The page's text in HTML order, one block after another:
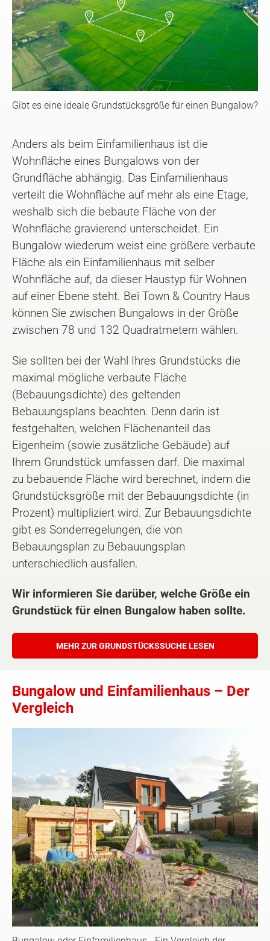
Gibt es eine ideale Grundstücksgröße für einen Bungalow?
Anders als beim Einfamilienhaus ist die
Wohnfläche eines Bungalows von der
Grundfläche abhängig. Das Einfamilienhaus
verteilt die Wohnfläche auf mehr als eine Etage,
weshalb sich die bebaute Fläche von der
Wohnfläche gravierend unterscheidet. Ein
Bungalow wiederum weist eine größere verbaute
Fläche als ein Einfamilienhaus mit selber
Wohnfläche auf, da dieser Haustyp für Wohnen
auf einer Ebene steht. Bei Town & Country Haus
können Sie zwischen Bungalows in der Größe
zwischen 78 und 132 Quadratmetern wählen.
Sie sollten bei der Wahl Ihres Grundstücks die
maximal mögliche verbaute Fläche
(Bebauungsdichte) des geltenden
Bebauungsplans beachten. Denn darin ist
festgehalten, welchen Flächenanteil das
Eigenheim (sowie zusätzliche Gebäude) auf
Ihrem Grundstück umfassen darf. Die maximal
zu bebauende Fläche wird berechnet, indem die
Grundstücksgröße mit der Bebauungsdichte (in
Prozent) multipliziert wird. Zur Bebauungsdichte
gibt es Sonderregelungen, die von
Bebauungsplan zu Bebauungsplan
unterschiedlich ausfallen.
Wir informieren Sie darüber, welche Größe ein
Grundstück für einen Bungalow haben sollte.
MEHR ZUR GRUNDSTÜCKSSUCHE LESEN
Bungalow und Einfamilienhaus – Der
Vergleich